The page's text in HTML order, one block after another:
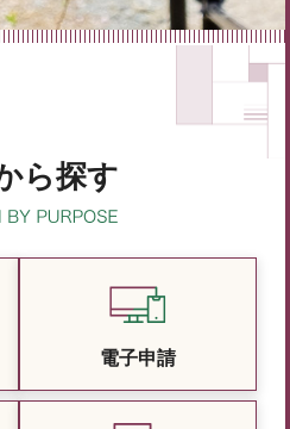
ら探す
電子申請